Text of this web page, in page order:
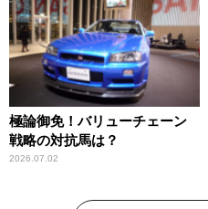
極論御免！バリューチェーン
戦略の対抗馬は？
2026.07.02